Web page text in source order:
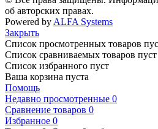
об авторских правах.
Powered byALFA Systems
Закрыть
Список просмотренных товаров
Список сравниваемых товаров пуст
Список избранного пуст
Ваша корзина пуста
Помощь
Недавно просмотренные 0
Сравнение товаров 0
Избранное 0